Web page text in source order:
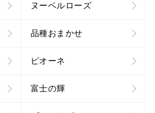
ヌーベルローズ
品種おまかせ
ピオーネ
富士の輝